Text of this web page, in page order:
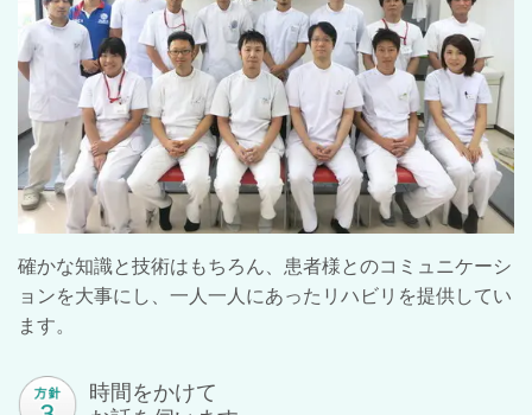
確かな知識と技術はもちろん、患者様とのコミュニケーシ
ョンを大事にし、一人一人にあったリハビリを提供してい
ます。
時間をかけて